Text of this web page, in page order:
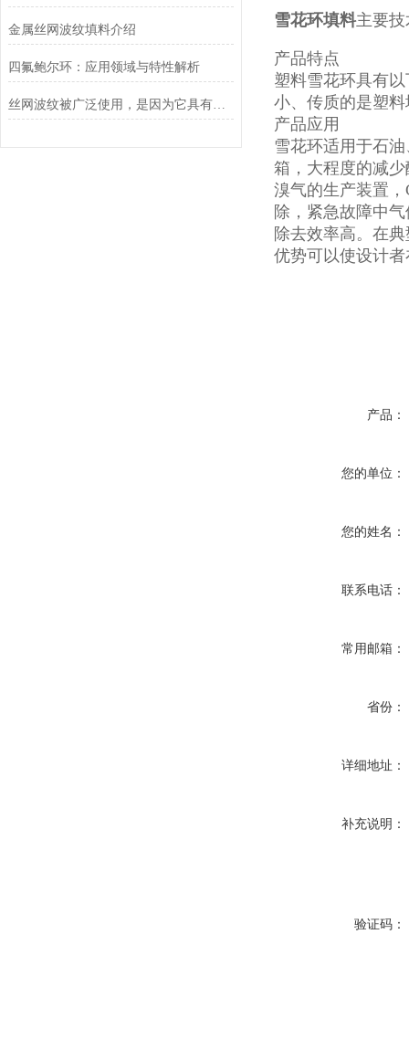
金属丝网波纹填料介绍
四氟鲍尔环：应用领域与特性解析
丝网波纹被广泛使用，是因为它具有的这些特性！
雪花环填料主要
产品特点
塑料雪花环具有
小、传质的是塑
产品应用
雪花环适用于石
箱，大程度的减
溴气的生产装置
除，紧急故障中
除去效率高。在
优势可以使设计
产品：
您的单位：
您的姓名：
联系电话：
常用邮箱：
省份：
详细地址：
补充说明：
验证码：